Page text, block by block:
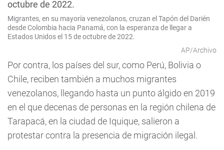
Migrantes, en su mayoría venezolanos, cruzan el Tapón del Darién
desde Colombia hacia Panamá, con la esperanza de llegar a
Estados Unidos el 15 de octubre de 2022.
AP/Archivo
Por contra, los países del sur, como Perú, Bolivia o
Chile, reciben también a muchos migrantes
venezolanos, llegando hasta un punto álgido en 2019
en el que decenas de personas en la región chilena de
Tarapacá, en la ciudad de Iquique, salieron a
protestar contra la presencia de migración ilegal.